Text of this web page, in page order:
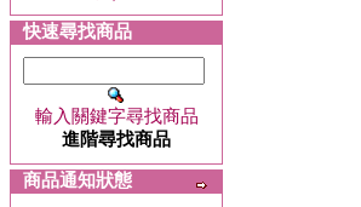
快速尋找商品
輸入關鍵字尋找商品
進階尋找商品
商品通知狀態